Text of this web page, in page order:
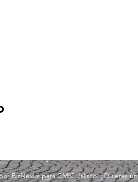
BizNexus para CMIC Jalisco. ¿Quieres